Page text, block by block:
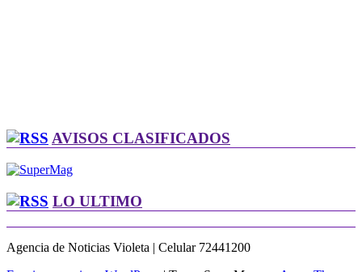
AVISOS CLASIFICADOS
LO ULTIMO
Agencia de Noticias Violeta | Celular 72441200